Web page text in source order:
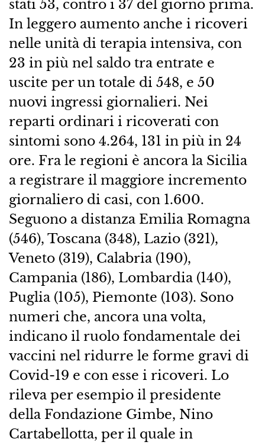
stati 53, contro i 37 del giorno prima.
In leggero aumento anche i ricoveri
nelle unità di terapia intensiva, con
23 in più nel saldo tra entrate e
uscite per un totale di 548, e 50
nuovi ingressi giornalieri. Nei
reparti ordinari i ricoverati con
sintomi sono 4.264, 131 in più in 24
ore. Fra le regioni è ancora la Sicilia
a registrare il maggiore incremento
giornaliero di casi, con 1.600.
Seguono a distanza Emilia Romagna
(546), Toscana (348), Lazio (321),
Veneto (319), Calabria (190),
Campania (186), Lombardia (140),
Puglia (105), Piemonte (103). Sono
numeri che, ancora una volta,
indicano il ruolo fondamentale dei
vaccini nel ridurre le forme gravi di
Covid-19 e con esse i ricoveri. Lo
rileva per esempio il presidente
della Fondazione Gimbe, Nino
Cartabellotta, per il quale in